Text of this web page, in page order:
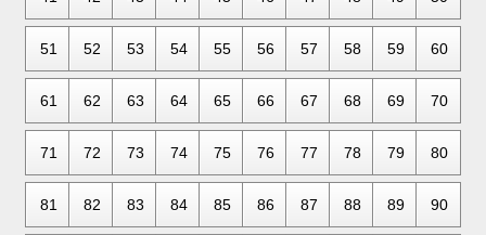
51 52 53 54 55 56 57 58 59 60
61 62 63 64 65 66 67 68 69 70
71 72 73 74 75 76 77 78 79 80
81 82 83 84 85 86 87 88 89 90